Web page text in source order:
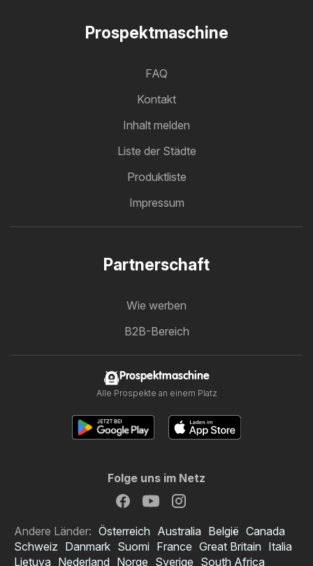
Prospektmaschine
FAQ
Kontakt
Inhalt melden
Liste der Städte
Produktliste
Impressum
Partnerschaft
Wie werben
B2B-Bereich
Prospektmaschine
Alle Prospekte an einem Platz
Folge uns im Netz
Andere Länder: Österreich Australia België Canada
Schweiz Danmark Suomi France Great Britain Italia
Lietuva Nederland Norge Sverige South Africa